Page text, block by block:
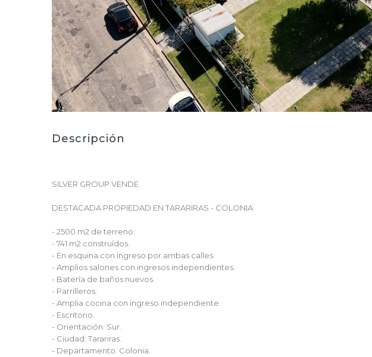
Descripción
SILVER GROUP VENDE
DESTACADA PROPIEDAD EN TARARIRAS - COLONIA
- 2500 m2 de terreno.
- 741 m2 construídos.
- En esquina con ingreso por ambas calles.
- Amplios salones con ingresos independientes.
- Batería de baños nuevos.
- Parrilleros.
- Amplia cocina con ingreso independiente.
- Escritorio.
- Orientación: Sur.
- Ciudad: Tarariras.
- Departamento: Colonia.